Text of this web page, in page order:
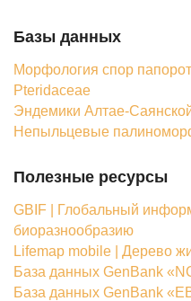
Базы данных
Морфология спор
Pteridaceae
Эндемики Алтае-
Непыльцевые
Полезные ресурсы
GBIF | Глобальный
биоразнообразию
Lifemap mobile | Дерево
База данных GenBank
База данных GenBank